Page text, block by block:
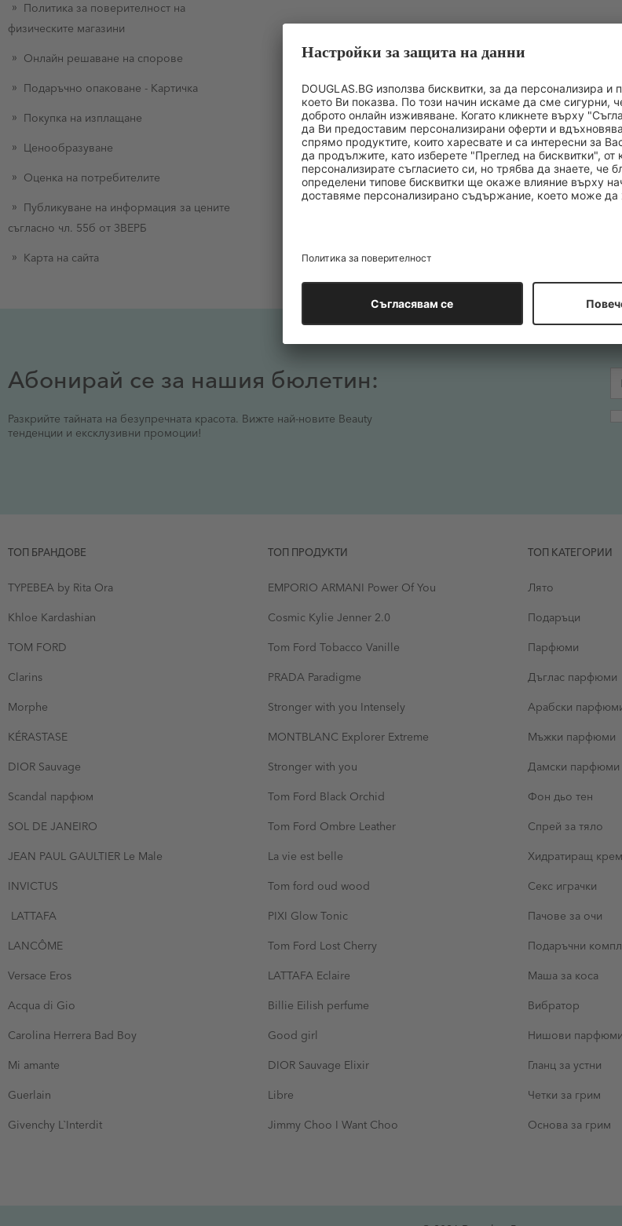
Политика за поверителност на
физическите магазини
Онлайн решаване на спорове
Подаръчно опаковане - Картичка
Покупка на изплащане
Ценообразуване
Оценка на потребителите
Публикуване на информация за цените
съгласно чл. 55б от ЗВЕРБ
Карта на сайта
Абонирай се за нашия бюлетин:
Разкрийте тайната на безупречната красота. Вижте най-новите Beauty
тенденции и ексклузивни промоции!
ТОП БРАНДОВЕ
TYPEBEA by Rita Ora
Khloe Kardashian
TOM FORD
Clarins
Morphe
KÉRASTASE
DIOR Sauvage
Scandal парфюм
SOL DE JANEIRO
JEAN PAUL GAULTIER Le Male
INVICTUS
LATTAFA
LANCÔME
Versace Eros
Acqua di Gio
Carolina Herrera Bad Boy
Mi amante
Guerlain
Givenchy L`Interdit
ТОП ПРОДУКТИ
EMPORIO ARMANI Power Of You
Cosmic Kylie Jenner 2.0
Tom Ford Tobacco Vanille
PRADA Paradigme
Stronger with you Intensely
MONTBLANC Explorer Extreme
Stronger with you
Tom Ford Black Orchid
Tom Ford Ombre Leather
La vie est belle
Tom ford oud wood
PIXI Glow Tonic
Tom Ford Lost Cherry
LATTAFA Eclaire
Billie Eilish perfume
Good girl
DIOR Sauvage Elixir
Libre
Jimmy Choo I Want Choo
ТОП КАТЕГОРИИ
Лято
Подаръци
Парфюми
Дъглас парфюми
Арабски
Мъжки парфюми
Дамски парфюми
Фон дьо тен
Спрей за тяло
Хидратиращ
Секс играчки
Пачове за очи
Подаръчни
Маша за коса
Вибратор
Нишови парфюми
Гланц за устни
Четки за грим
Основа за грим